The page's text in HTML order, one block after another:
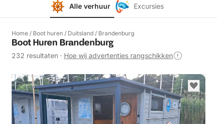
Alle verhuur Excursies
Home / Boot huren / Duitsland / Brandenburg
Boot Huren Brandenburg
232 resultaten · Hoe wij advertenties rangschikken